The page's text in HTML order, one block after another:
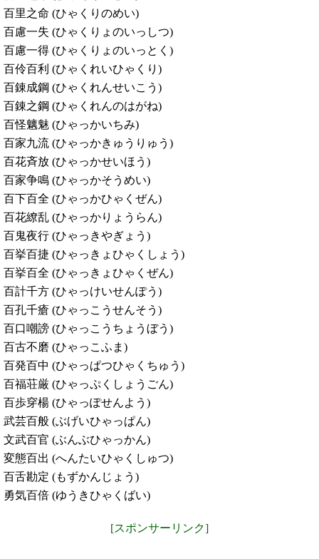
百里之命 (ひゃくりのめい)
百慮一失 (ひゃくりょのいっしつ)
百慮一得 (ひゃくりょのいっとく)
百伶百利 (ひゃくれいひゃくり)
百錬成鋼 (ひゃくれんせいこう)
百錬之鋼 (ひゃくれんのはがね)
百怪魑魅 (ひゃっかいちみ)
百家九流 (ひゃっかきゅうりゅう)
百花斉放 (ひゃっかせいほう)
百家争鳴 (ひゃっかそうめい)
百下百全 (ひゃっかひゃくぜん)
百花繚乱 (ひゃっかりょうらん)
百鬼夜行 (ひゃっきやぎょう)
百挙百捷 (ひゃっきょひゃくしょう)
百挙百全 (ひゃっきょひゃくぜん)
百計千方 (ひゃっけいせんぽう)
百孔千瘡 (ひゃっこうせんそう)
百口嘲謗 (ひゃっこうちょうぼう)
百古不磨 (ひゃっこふま)
百発百中 (ひゃっぱつひゃくちゅう)
百福荘厳 (ひゃっぷくしょうごん)
百歩穿楊 (ひゃっぽせんよう)
武芸百般 (ぶげいひゃっぱん)
文武百官 (ぶんぶひゃっかん)
変態百出 (へんたいひゃくしゅつ)
百舌勘定 (もずかんじょう)
勇気百倍 (ゆうきひゃくばい)
[スポンサーリンク]